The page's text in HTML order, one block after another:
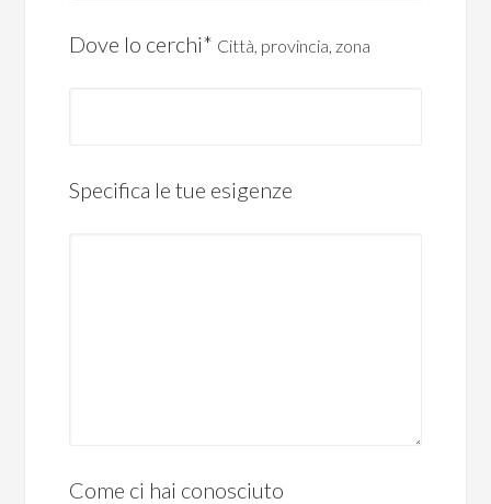
Dove lo cerchi* Città, provincia, zona
Specifica le tue esigenze
Come ci hai conosciuto